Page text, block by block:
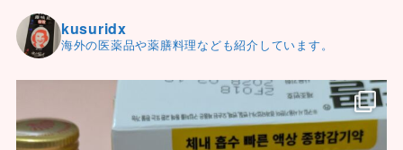
kusuridx
海外の医薬品や薬膳料理なども紹介しています。